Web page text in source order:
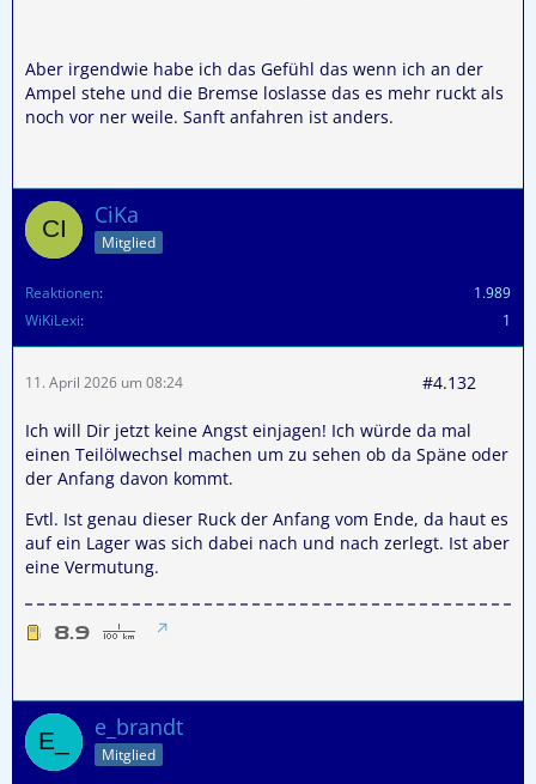
Aber irgendwie habe ich das Gefühl das wenn ich an der
Ampel stehe und die Bremse loslasse das es mehr ruckt als
noch vor ner weile. Sanft anfahren ist anders.
CiKa
Mitglied
Reaktionen
1.989
WiKiLexi
1
11. April 2026 um 08:24 #4.132
Ich will Dir jetzt keine Angst einjagen! Ich würde da mal
einen Teilölwechsel machen um zu sehen ob da Späne oder
der Anfang davon kommt.
Evtl. Ist genau dieser Ruck der Anfang vom Ende, da haut es
auf ein Lager was sich dabei nach und nach zerlegt. Ist aber
eine Vermutung.
e_brandt
Mitglied